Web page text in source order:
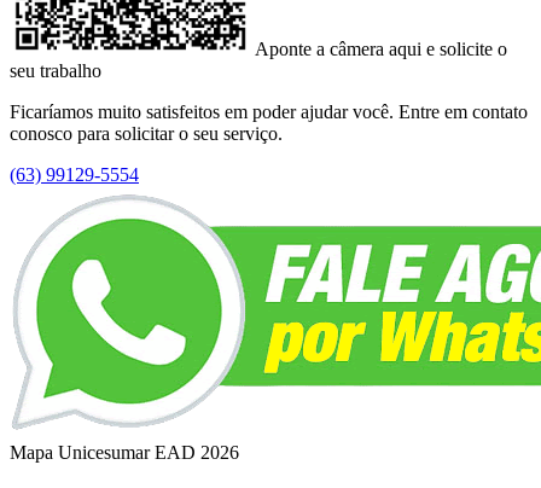
Aponte a câmera aqui e solicite o
seu trabalho
Ficaríamos muito satisfeitos em poder ajudar você. Entre em contato
conosco para solicitar o seu serviço.
(63) 99129-5554
Mapa Unicesumar EAD 2026